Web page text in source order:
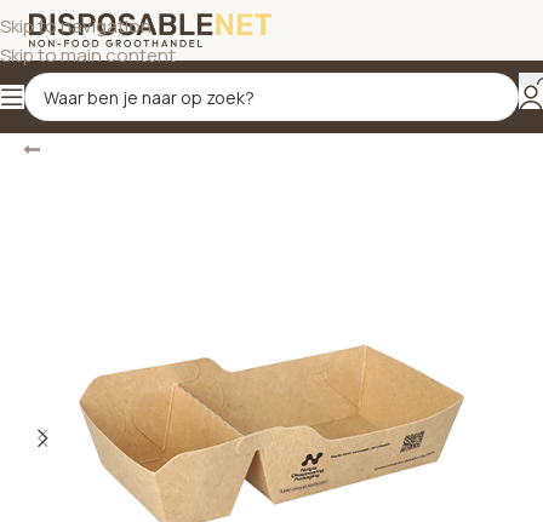
Skip to navigation
Skip to main content
Terug Home/Foodboxen